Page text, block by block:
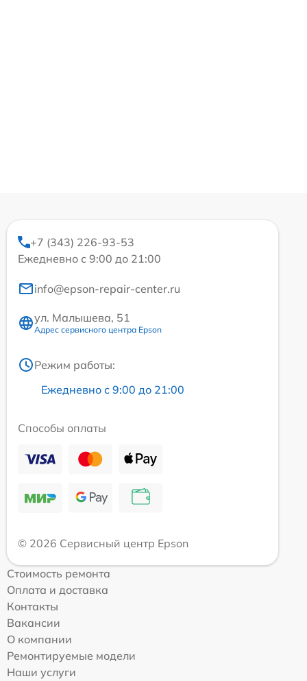
+7 (343) 226-93-53
Ежедневно с 9:00 до 21:00
info@epson-repair-center.ru
ул. Малышева, 51
Адрес сервисного центра Epson
Режим работы:
Ежедневно с 9:00 до 21:00
Способы оплаты
© 2026 Сервисный центр Epson
Стоимость ремонта
Оплата и доставка
Контакты
Вакансии
О компании
Ремонтируемые модели
Наши услуги